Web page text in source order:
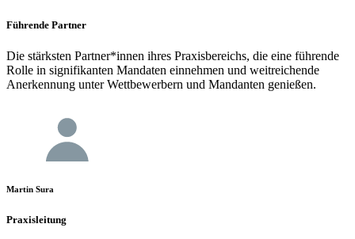
Führende Partner
Die stärksten Partner*innen ihres Praxisbereichs, die eine führende
Rolle in signifikanten Mandaten einnehmen und weitreichende
Anerkennung unter Wettbewerbern und Mandanten genießen.
Martin Sura
Praxisleitung